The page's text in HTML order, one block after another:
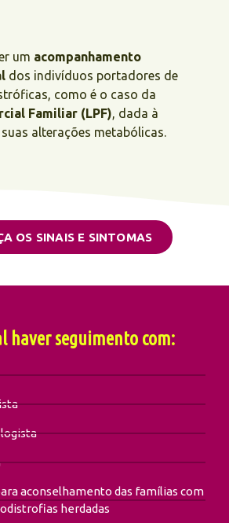
um acompanhamento
dos indivíduos portadores de
como é o caso da
Familiar (LPF), dada à
alterações metabólicas.
OS SINAIS E SINTOMAS
haver seguimento com:
aconselhamento das famílias com
herdadas